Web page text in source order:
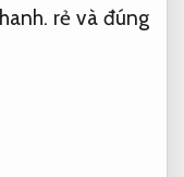
rẻ và đúng